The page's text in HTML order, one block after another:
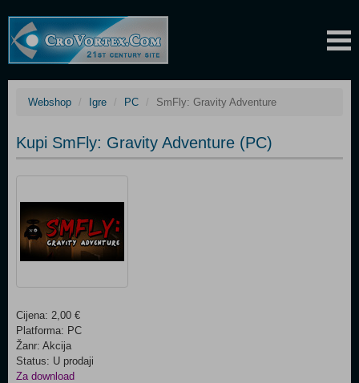
Webshop Igre PC SmFly: Gravity Adventure
Kupi SmFly: Gravity Adventure (PC)
Cijena: 2,00 €
Platforma: PC
Žanr: Akcija
Status: U prodaji
Za download